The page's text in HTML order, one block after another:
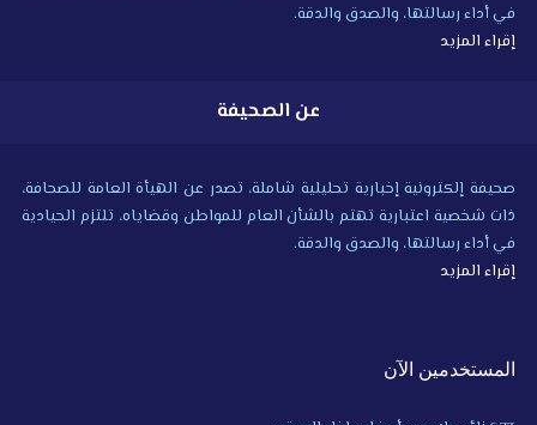
في أداء رسالتها، والصدق والدقة.
إقراء المزيد
عن الصحيفة
صحيفة إلكترونية إخبارية تحليلية شاملة، تصدر عن الهيأة العامة للصحافة،
ذات شخصية اعتبارية تهتم بالشأن العام للمواطن وقضاياه، تلتزم الحيادية
في أداء رسالتها، والصدق والدقة.
إقراء المزيد
المستخدمين الآن